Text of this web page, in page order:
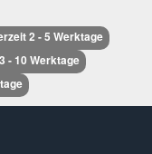
2 - 5 Werktage
- 10 Werktage